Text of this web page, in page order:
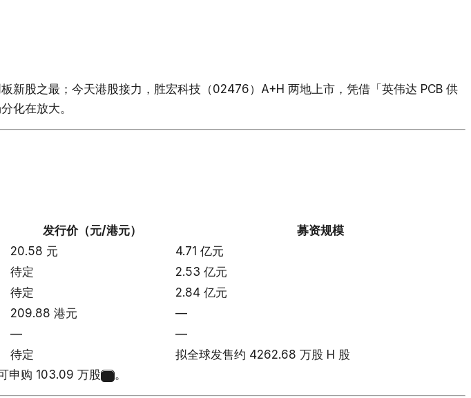
股之最；今天港股接力，胜宏科技（02476）A+H 两地上市，凭借「英伟达 PCB 供
化在放大。
发行价（元/港元）
募资规模
20.58 元
4.71 亿元
待定
2.53 亿元
待定
2.84 亿元
209.88 港元
—
—
—
待定
拟全球发售约 4262.68 万股 H 股
申购 103.09 万股
。